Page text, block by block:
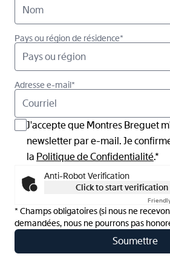
Pays ou région de résidence*
Pays ou région
Adresse e-mail*
J'accepte que Montres Breguet
newsletter par e-mail. Je
la Politique de Confidentialité.*
Anti-Robot Verification
Click to start verification
* Champs obligatoires (si nous ne
demandées, nous ne pourrons pas